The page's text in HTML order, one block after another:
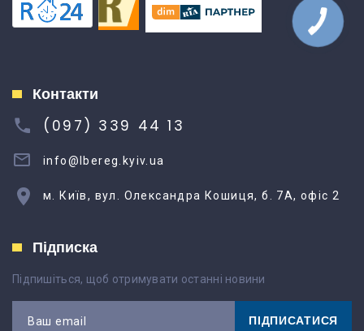
Контакти
(097) 339 44 13
info@lbereg.kyiv.ua
м. Київ, вул. Олександра Кошиця, б. 7А, офіс 2
Підписка
Підпишіться, щоб отримувати останні новини
Ваш email ПІДПИСАТИСЯ